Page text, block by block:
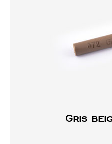
Gris